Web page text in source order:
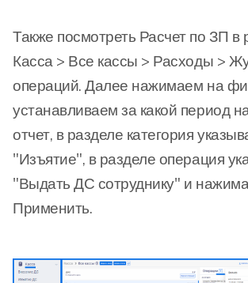
Также посмотреть Расчет по ЗП в
Касса > Все кассы > Расходы >
операций. Далее нажимаем на
устанавливаем за какой период
отчет, в разделе категория
"Изъятие", в разделе операция
"Выдать ДС сотруднику" и
Применить.